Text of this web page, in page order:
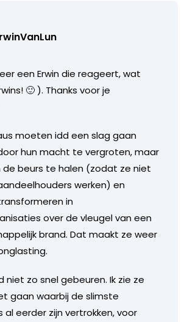
een Erwin die reageert, wat
🙂 ). Thanks voor je
moeten idd een slag gaan
hun macht te vergroten, maar
de beurs te halen (zodat ze niet
werken) en
in
over de vleugel van een
brand. Dat maakt ze weer
niet zo snel gebeuren. Ik zie ze
gaan waarbij de slimste
al eerder zijn vertrokken, voor